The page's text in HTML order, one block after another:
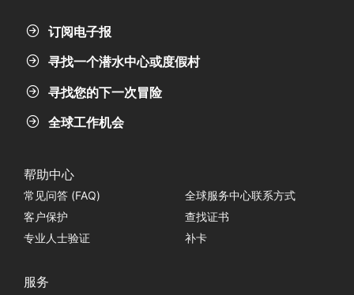
订阅电子报
寻找一个潜水中心或度假村
寻找您的下一次冒险
全球工作机会
帮助中心
常见问答 (FAQ)
全球服务中心联系方式
客户保护
查找证书
专业人士验证
补卡
服务